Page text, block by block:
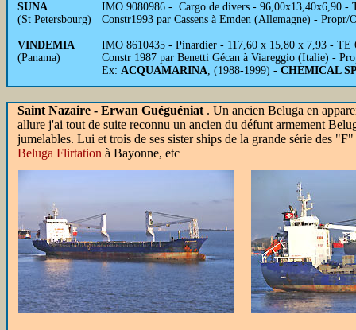
SUNA
(St Petersbourg)
IMO 9080986 - Cargo de divers - 96,00x13,40x6,90
Constr1993 par Cassens à Emden (Allemagne) -
VINDEMIA
(Panama)
IMO 8610435 - Pinardier - 117,60 x 15,80 x 7,93 -
Constr 1987 par Benetti Gécan à Viareggio (Italie) -
Ex: ACQUAMARINA, (1988-1999) - CHEMICAL
Saint Nazaire - Erwan Guéguéniat . Un ancien Beluga en
allure j'ai tout de suite reconnu un ancien du défunt armement
jumelables. Lui et trois de ses sister ships de la grande série des
Beluga Flirtation à Bayonne, etc